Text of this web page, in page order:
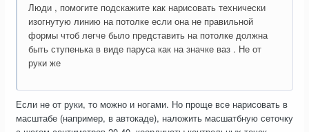
Люди , помогите подскажите как нарисовать технически
изогнутую линию на потолке если она не правильной
формы чтоб легче было представить на потолке должна
быть ступенька в виде паруса как на значке ваз . Не от
руки же
Если не от руки, то можно и ногами. Но проще все нарисовать в
масштабе (например, в автокаде), наложить масшатбную сеточку